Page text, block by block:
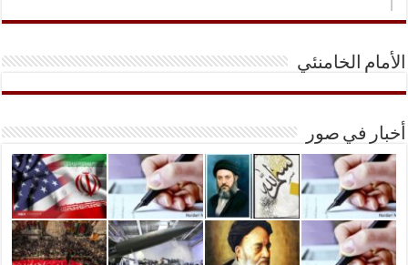
الأمام الخامنئي
أخبار في صور